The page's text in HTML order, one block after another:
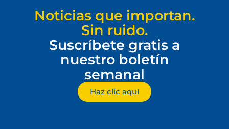
Noticias que importan.
Sin ruido.
Suscríbete gratis a
nuestro boletín
semanal
Haz clic aquí